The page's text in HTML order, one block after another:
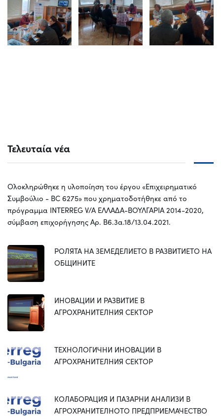
Τελευταία νέα
Ολοκληρώθηκε η υλοποίηση του έργου «Επιχειρηματικό
Συμβούλιο - BC 6275» που χρηματοδοτήθηκε από το
πρόγραμμα INTERREG V/A ΕΛΛΑΔΑ-ΒΟΥΛΓΑΡΙΑ 2014-2020,
σύμβαση επιχορήγησης Αρ. Β6.3α.18/13.04.2021.
РОЛЯТА НА ЗЕМЕДЕЛИЕТО В РАЗВИТИЕТО НА
ОБЩИНИТЕ
ИНОВАЦИИ И РАЗВИТИЕ В
АГРОХРАНИТЕЛНИЯ СЕКТОР
ТЕХНОЛОГИЧНИ ИНОВАЦИИ В
АГРОХРАНИТЕЛНИЯ СЕКТОР
КОЛАБОРАЦИЯ И ПАЗАРНИ АНАЛИЗИ В
АГРОХРАНИТЕЛНОТО ПРЕДПРИЕМАЧЕСТВО